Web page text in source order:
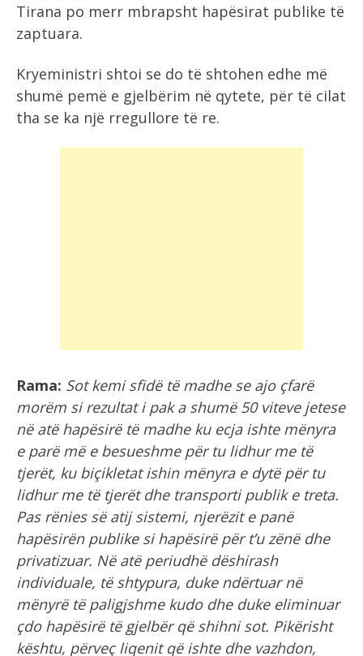
Tirana po merr mbrapsht hapësirat publike të
zaptuara.
Kryeministri shtoi se do të shtohen edhe më
shumë pemë e gjelbërim në qytete, për të cilat
tha se ka një rregullore të re.
Rama: Sot kemi sfidë të madhe se ajo çfarë
morëm si rezultat i pak a shumë 50 viteve jetese
në atë hapësirë të madhe ku ecja ishte mënyra
e parë më e besueshme për tu lidhur me të
tjerët, ku biçikletat ishin mënyra e dytë për tu
lidhur me të tjerët dhe transporti publik e treta.
Pas rënies së atij sistemi, njerëzit e panë
hapësirën publike si hapësirë për t’u zënë dhe
privatizuar. Në atë periudhë dëshirash
individuale, të shtypura, duke ndërtuar në
mënyrë të paligjshme kudo dhe duke eliminuar
çdo hapësirë të gjelbër që shihni sot. Pikërisht
kështu, përveç liqenit që ishte dhe vazhdon,